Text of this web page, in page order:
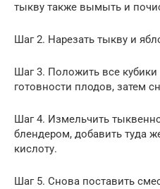
тыкву также вымыть и
Шаг 2. Нарезать тыкву и
Шаг 3. Положить все
готовности плодов, затем
Шаг 4. Измельчить
блендером, добавить туда
кислоту.
Шаг 5. Снова поставить